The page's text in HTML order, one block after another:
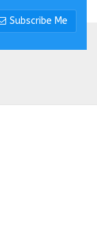
Subscribe Me